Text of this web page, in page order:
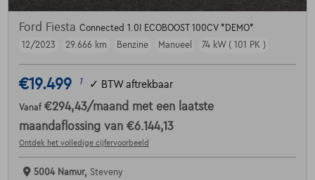
Ford Fiesta Connected 1.0I ECOBOOST 100CV *DEMO*
12/2023
29.666 km Benzine Manueel 74 kW ( 101 PK )
€19.499 1 ✓ BTW aftrekbaar
Vanaf €294,43/maand met een laatste
maandaflossing van €6.144,13
Ontdek het volledige cijfervoorbeeld
5004 Namur, Steveny